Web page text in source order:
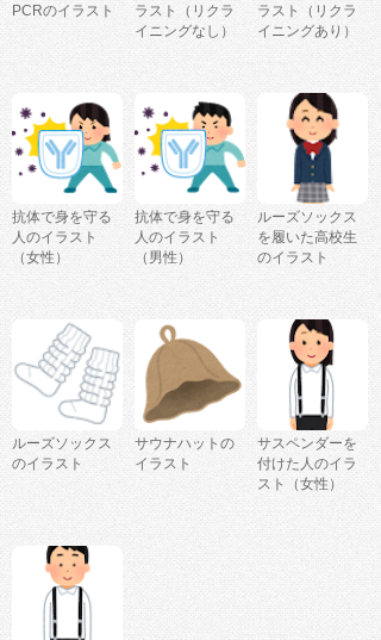
PCRのイラスト
ラスト（リクラ
イニングなし）
ラスト（リクラ
イニングあり）
抗体で身を守る
人のイラスト
（女性）
抗体で身を守る
人のイラスト
（男性）
ルーズソックス
を履いた高校生
のイラスト
ルーズソックス
のイラスト
サウナハットの
イラスト
サスペンダーを
付けた人のイラ
スト（女性）